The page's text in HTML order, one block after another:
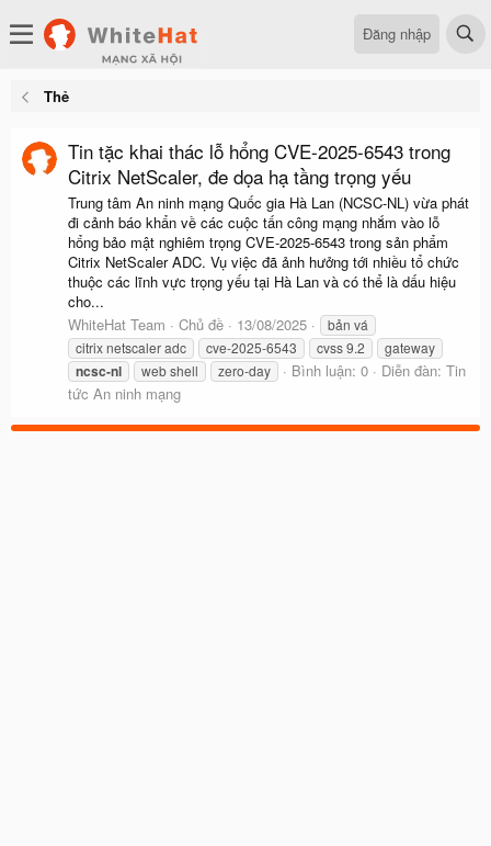
Đăng nhập
Thẻ
Tin tặc khai thác lỗ hổng CVE-2025-6543 trong
Citrix NetScaler, đe dọa hạ tầng trọng yếu
Trung tâm An ninh mạng Quốc gia Hà Lan (NCSC-NL) vừa phát
đi cảnh báo khẩn về các cuộc tấn công mạng nhắm vào lỗ
hổng bảo mật nghiêm trọng CVE-2025-6543 trong sản phẩm
Citrix NetScaler ADC. Vụ việc đã ảnh hưởng tới nhiều tổ chức
thuộc các lĩnh vực trọng yếu tại Hà Lan và có thể là dấu hiệu
cho...
WhiteHat Team
Chủ đề 13/08/2025
bản vá
citrix netscaler adc
cve-2025-6543 cvss 9.2 gateway
ncsc-nl web shell zero-day Bình luận: 0 Diễn đàn: Tin
tức An ninh mạng